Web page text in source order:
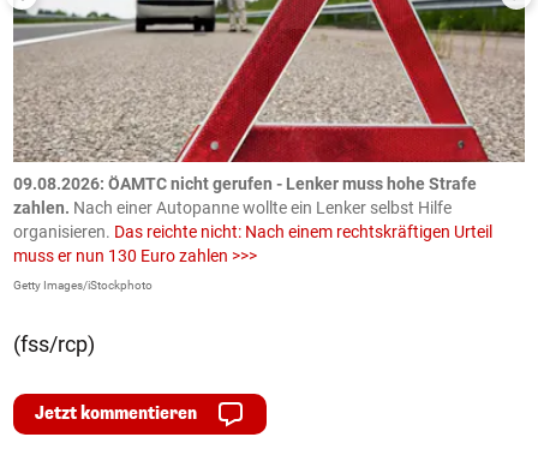
09.08.2026: ÖAMTC nicht gerufen - Lenker muss hohe Strafe
zahlen. Nach einer Autopanne wollte ein Lenker selbst Hilfe
organisieren. Das reichte nicht: Nach einem rechtskräftigen Urteil
muss er nun 130 Euro zahlen >>>
Getty Images/iStockphoto
(fss/rcp)
Jetzt kommentieren